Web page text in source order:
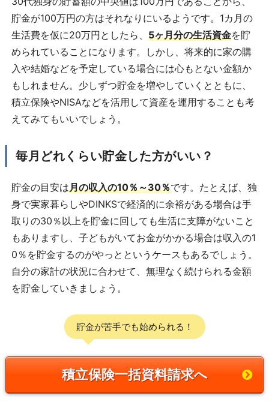
貯金が100万円の方はそれなりにいるようです。1カ月の
生活費を仮に20万円としたら、 5ヶ月分の生活資金を貯
められていることになります。しかし、将来的に家の購
入や結婚などを予定している場合には心もとない金額か
もしれません。少しずつ貯金を増やしていくとともに、
積立保険やNISAなどを活用して資産を運用することも考
えてみてもいいでしょう。
毎月どれくらい貯金した方がいい？
貯金の目安は月の収入の10％～30％です。たとえば、独
身で実家暮らしやDINKSで経済的に余裕がある場合は手
取りの30％以上を貯金に回しても生活に支障がないこと
もありますし、子どもがいてお金がかかる場合は収入の1
0％を貯金するのがやっとというケースもあるでしょう。
自分の家計の状況に合わせて、無理なく続けられる金額
を貯金していきましょう。
貯金が苦手でも始められる！
積立保険一括資料請求へ